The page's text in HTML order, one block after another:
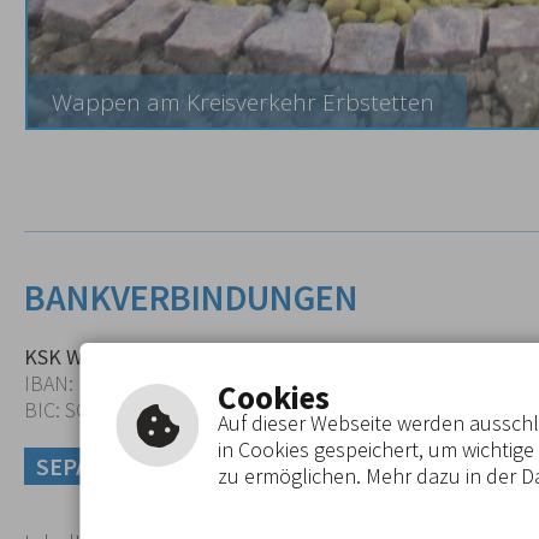
Wappen am Kreisverkehr Erbstetten
BANKVERBINDUNGEN
KSK Waiblingen
IBAN: DE23 6025 0010 0000 0392 22
BIC: SOLADES1WBN
SEPA-EINZUGSERMÄCHTIGUNG
BIC:
Cookies
Auf dieser Webseite werden
in Cookies gespeichert, um
zu ermöglichen. Mehr dazu in der